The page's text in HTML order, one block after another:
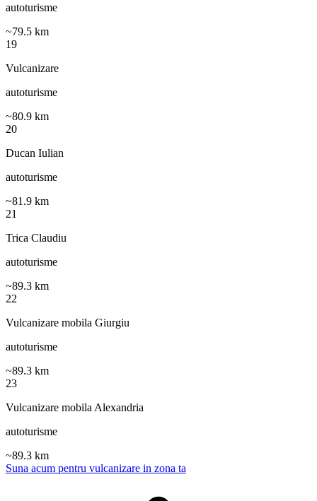
autoturisme
~79.5 km
19
Vulcanizare
autoturisme
~80.9 km
20
Ducan Iulian
autoturisme
~81.9 km
21
Trica Claudiu
autoturisme
~89.3 km
22
Vulcanizare mobila Giurgiu
autoturisme
~89.3 km
23
Vulcanizare mobila Alexandria
autoturisme
~89.3 km
Suna acum pentru vulcanizare in zona ta